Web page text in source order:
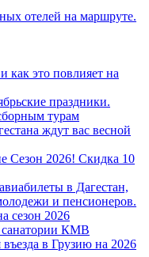
отелей на маршруте.
как это повлияет на
праздники.
турам
ждут вас весной
Сезон 2026! Скидка 10
в Дагестан,
и пенсионеров.
сезон 2026
КМВ
в Грузию на 2026